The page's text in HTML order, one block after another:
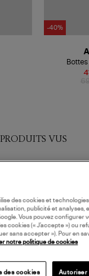
-40%
Bottes
VUS
des cookies et
publicité et analyses,
Vous pouvez configurer
cookies (« J’accepte ») ou
sans accepter »). Pour en
notre politique de cookies
des cookies Autoriser